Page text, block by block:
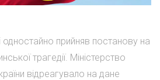
прийняв постанову на
трагедії. Міністерство
відреагувало на дане